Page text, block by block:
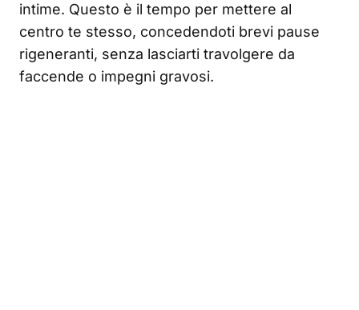
intime. Questo è il tempo per mettere al
centro te stesso, concedendoti brevi pause
rigeneranti, senza lasciarti travolgere da
faccende o impegni gravosi.